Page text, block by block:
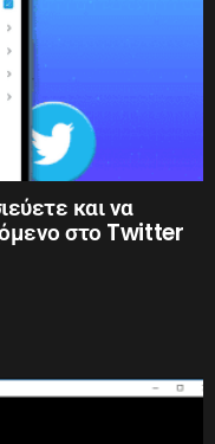
και να
στο Twitter